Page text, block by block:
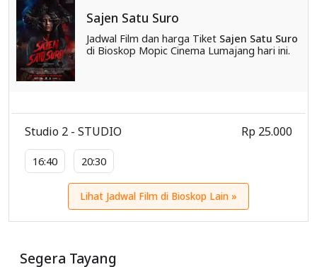
Sajen Satu Suro
Jadwal Film dan harga Tiket Sajen Satu Suro
di Bioskop Mopic Cinema Lumajang hari ini.
Studio 2 - STUDIO
16:40 20:30
Rp 25.000
Lihat Jadwal Film di Bioskop Lain »
Segera Tayang